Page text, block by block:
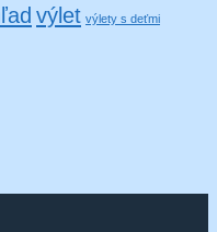
výlet výlety s deťmi